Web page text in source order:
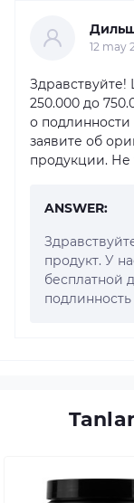
12 may
Здравствуйте!
250.000 до
о
заявите об
продукции. Не
ANSWER:
продукт. У
бесплатной
подлинность